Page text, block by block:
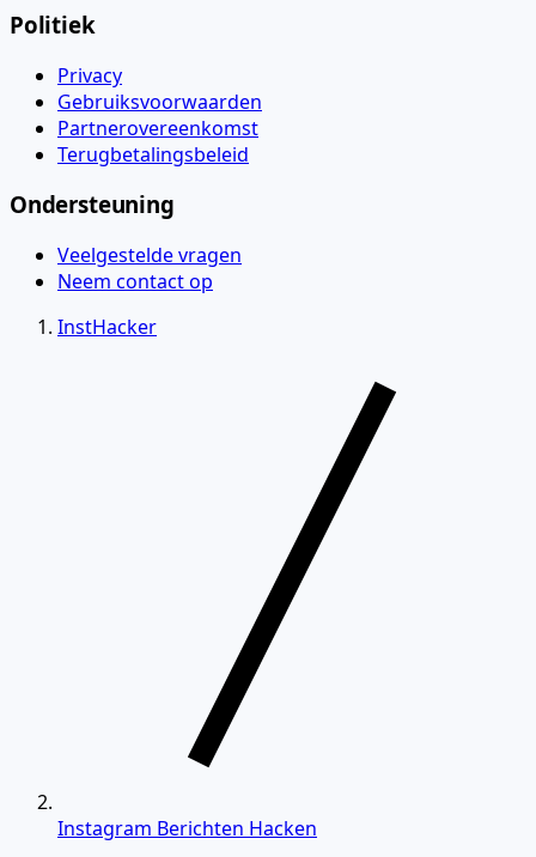
Politiek
Privacy
Gebruiksvoorwaarden
Partnerovereenkomst
Terugbetalingsbeleid
Ondersteuning
Veelgestelde vragen
Neem contact op
InstHacker
Instagram Berichten Hacken